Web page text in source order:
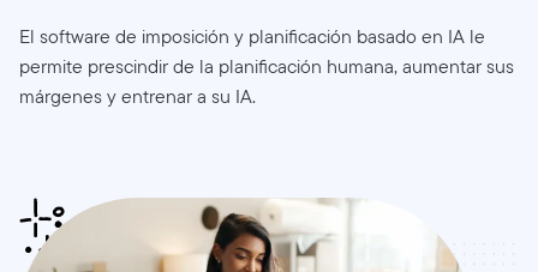
El software de imposición y planificación basado en IA le
permite prescindir de la planificación humana, aumentar sus
márgenes y entrenar a su IA.